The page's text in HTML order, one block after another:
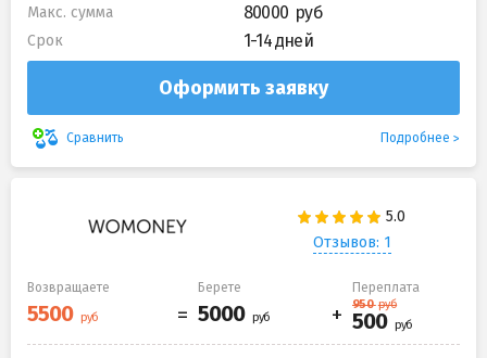
Макс. сумма 80000
Срок 1-14 дней
Оформить заявку
Сравнить Подробнее
Отзывов: 1
Возвращаете Берете Переплата